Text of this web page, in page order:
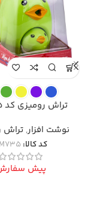
تراش رومیزی کد JM735
نوشت افزار,تراش
کد کالا:
پیش